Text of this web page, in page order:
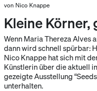
von Nico Knappe
Kleine Körner,
Wenn Maria Thereza Alves
dann wird schnell spürbar:
Nico Knappe hat sich mit
Künstlerin über die aktuell
gezeigte Ausstellung
unterhalten.